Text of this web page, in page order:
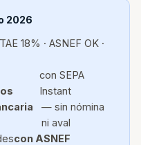
2026
18% · ASNEF OK ·
con SEPA
Instant
— sin nómina
ni aval
con ASNEF